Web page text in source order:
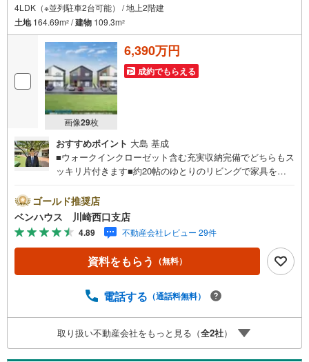
4LDK（※並列駐車2台可能） / 地上2階建
土地164.69m2 /建物 109.3m2
画像29枚
6,390万円
成約でもらえる
おすすめポイント 大島 基成
■ウォークインクローゼット含む充実収納完備でどちらもス
ッキリ片付きます■約20帖のゆとりのリビングで家具を配
ランで家事もはかどります！■ご見学をご希望のお客様、平
日・休日問わず ご対応させていただきます。■また、オン
ライン案内・相談などにも対応しております。 どうぞ
お気軽にご連絡下さい。その他にも・・・●「この物件以外
にも何件か一緒に物件を見てみたい」●「私はローンいくら
借りられるのだろう？」●「買替えなので、自宅がいくらで
かな？」●「頭金は、どれくらいないと買えないの？」●
宅購入はわからないことばかり・・・。ご安心ください!!お
力になれる事がございましたら、誠心誠意 お手伝いをさせ
ていただきます。【ベンハウス】にお任せ下さい！
ゴールド推奨店
ベンハウス 川崎西口支店
4.89 不動産会社レビュー 29件
資料をもらう （無料）
電話する （通話料無料）
取り扱い不動産会社をもっと見る（全2社）